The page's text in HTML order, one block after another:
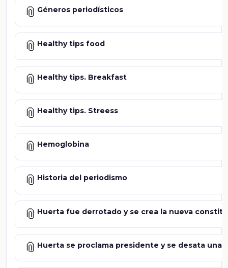
📎 Géneros periodísticos
📎 Healthy tips food
📎 Healthy tips. Breakfast
📎 Healthy tips. Streess
📎 Hemoglobina
📎 Historia del periodismo
📎 Huerta fue derrotado y se crea la nueva
📎 Huerta se proclama presidente y se desata una